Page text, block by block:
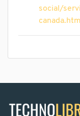
social/
canada.html